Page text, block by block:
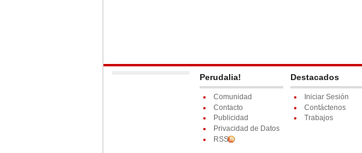
Perudalia!
Comunidad
Contacto
Publicidad
Privacidad de Datos
RSS
Destacados
Iniciar Sesión
Contáctenos
Trabajos